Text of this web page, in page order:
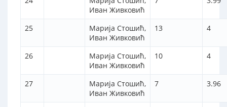
Иван Живковић
25
Марија Стошић,
Иван Живковић
13 4
26
Марија Стошић,
Иван Живковић
10 4
27
Марија Стошић,
Иван Живковић
7 3.96